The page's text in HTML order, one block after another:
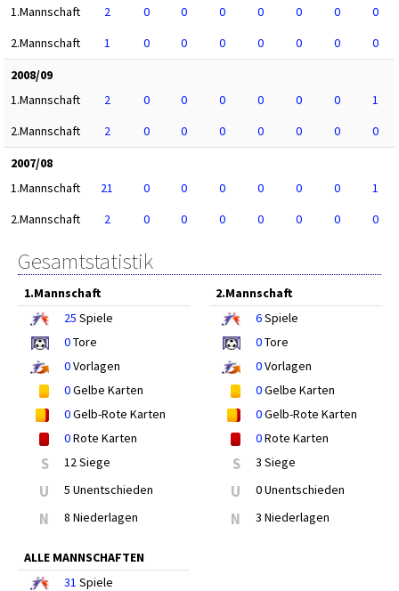
1.Mannschaft
2 0 0 0 0 0 0
0
2.Mannschaft
1 0 0 0 0 0 0
0
2008/09
1.Mannschaft
2 0 0 0 0 0 0
1
2.Mannschaft
2 0 0 0 0 0 0
0
2007/08
1.Mannschaft
21 0 0 0 0 0 0
1
2.Mannschaft
2 0 0 0 0 0 0 0
Gesamtstatistik
1.Mannschaft
25 Spiele
0Tore
0Vorlagen
0Gelbe Karten
0Gelb-Rote Karten
0Rote Karten
S 12 Siege
U 5 Unentschieden
N 8 Niederlagen
2.Mannschaft
6Spiele
0Tore
0Vorlagen
0Gelbe Karten
0Gelb-Rote Karten
0Rote Karten
S 3 Siege
U 0 Unentschieden
N 3 Niederlagen
ALLE MANNSCHAFTEN
31 Spiele